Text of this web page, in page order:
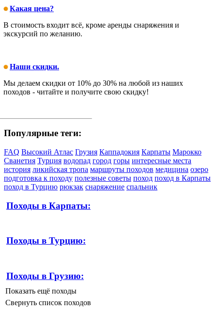
Какая цена?
В стоимость входит всё, кроме аренды снаряжения и
экскурсий по желанию.
Наши скидки.
Мы делаем скидки от 10% до 30% на любой из наших
походов - читайте и получите свою скидку!
Популярные теги:
FAQ Высокий Атлас Грузия Каппадокия Карпаты Марокко
Сванетия Турция водопад город горы интересные места
история ликийская тропа маршруты походов медицина озеро
подготовка к походу полезные советы поход поход в Карпаты
поход в Турцию рюкзак снаряжение спальник
Походы в Карпаты:
Походы в Турцию:
Походы в Грузию:
Показать ещё походы
Свернуть список походов